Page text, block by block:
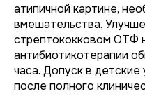
атипичной картине,
вмешательства.
стрептококковом ОТФ
антибиотикотерапии
часа. Допуск в
после полного